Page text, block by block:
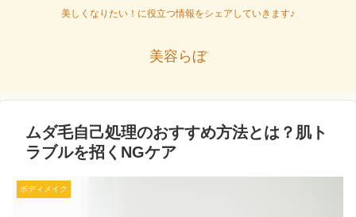
美しくなりたい！に役立つ情報をシェアしていきます♪
美容らぼ
ムダ毛自己処理のおすすめ方法とは？肌ト
ラブルを招くNGケア
ボディメイク